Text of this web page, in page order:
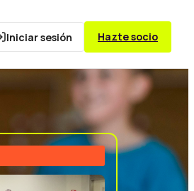
Iniciar sesión Hazte socio